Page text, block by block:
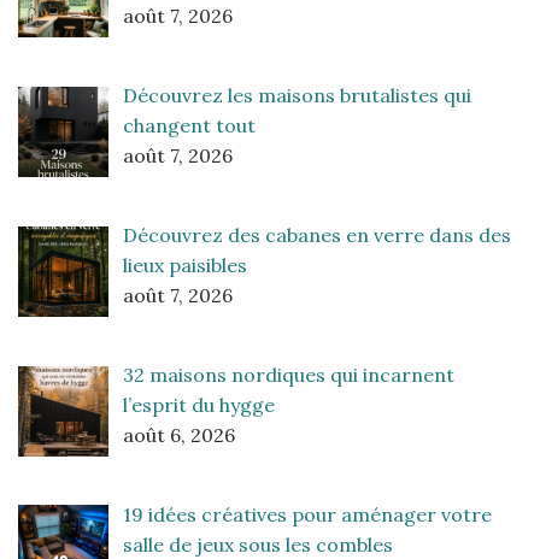
août 7, 2026
Découvrez les maisons brutalistes qui
changent tout
août 7, 2026
Découvrez des cabanes en verre dans des
lieux paisibles
août 7, 2026
32 maisons nordiques qui incarnent
l’esprit du hygge
août 6, 2026
19 idées créatives pour aménager votre
salle de jeux sous les combles